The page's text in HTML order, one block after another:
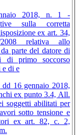
2018, n. 1 -
sulla corretta
ex art. 34,
relativa allo
parte del datore di
di primo soccorso
e di e
16 gennaio 2018,
ex punto 3.4, All.
soggetti abilitati per
sotto tensione e
ex art. 82, c. 2,